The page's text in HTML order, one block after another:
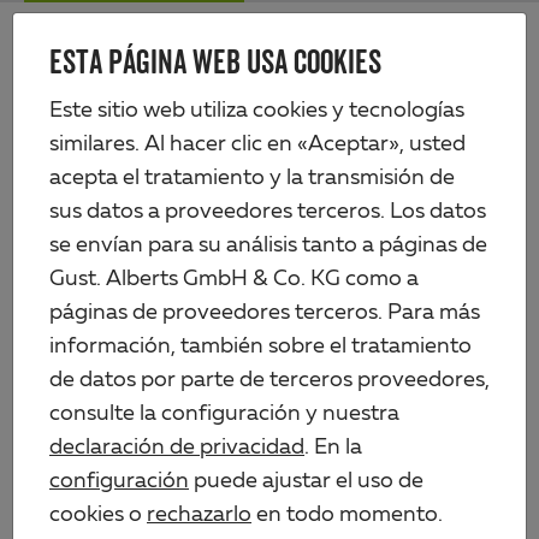
ESTA PÁGINA WEB USA COOKIES
Este sitio web utiliza cookies y tecnologías
similares. Al hacer clic en «Aceptar», usted
acepta el tratamiento y la transmisión de
sus datos a proveedores terceros. Los datos
se envían para su análisis tanto a páginas de
Gust. Alberts GmbH & Co. KG como a
páginas de proveedores terceros. Para más
información, también sobre el tratamiento
de datos por parte de terceros proveedores,
consulte la configuración y nuestra
declaración de privacidad. En la
configuración puede ajustar el uso de
cookies o rechazarlo en todo momento.
Skip
content
Alberts
Productos Perfiles y chapas Perfiles de acero Perfil cuadrado